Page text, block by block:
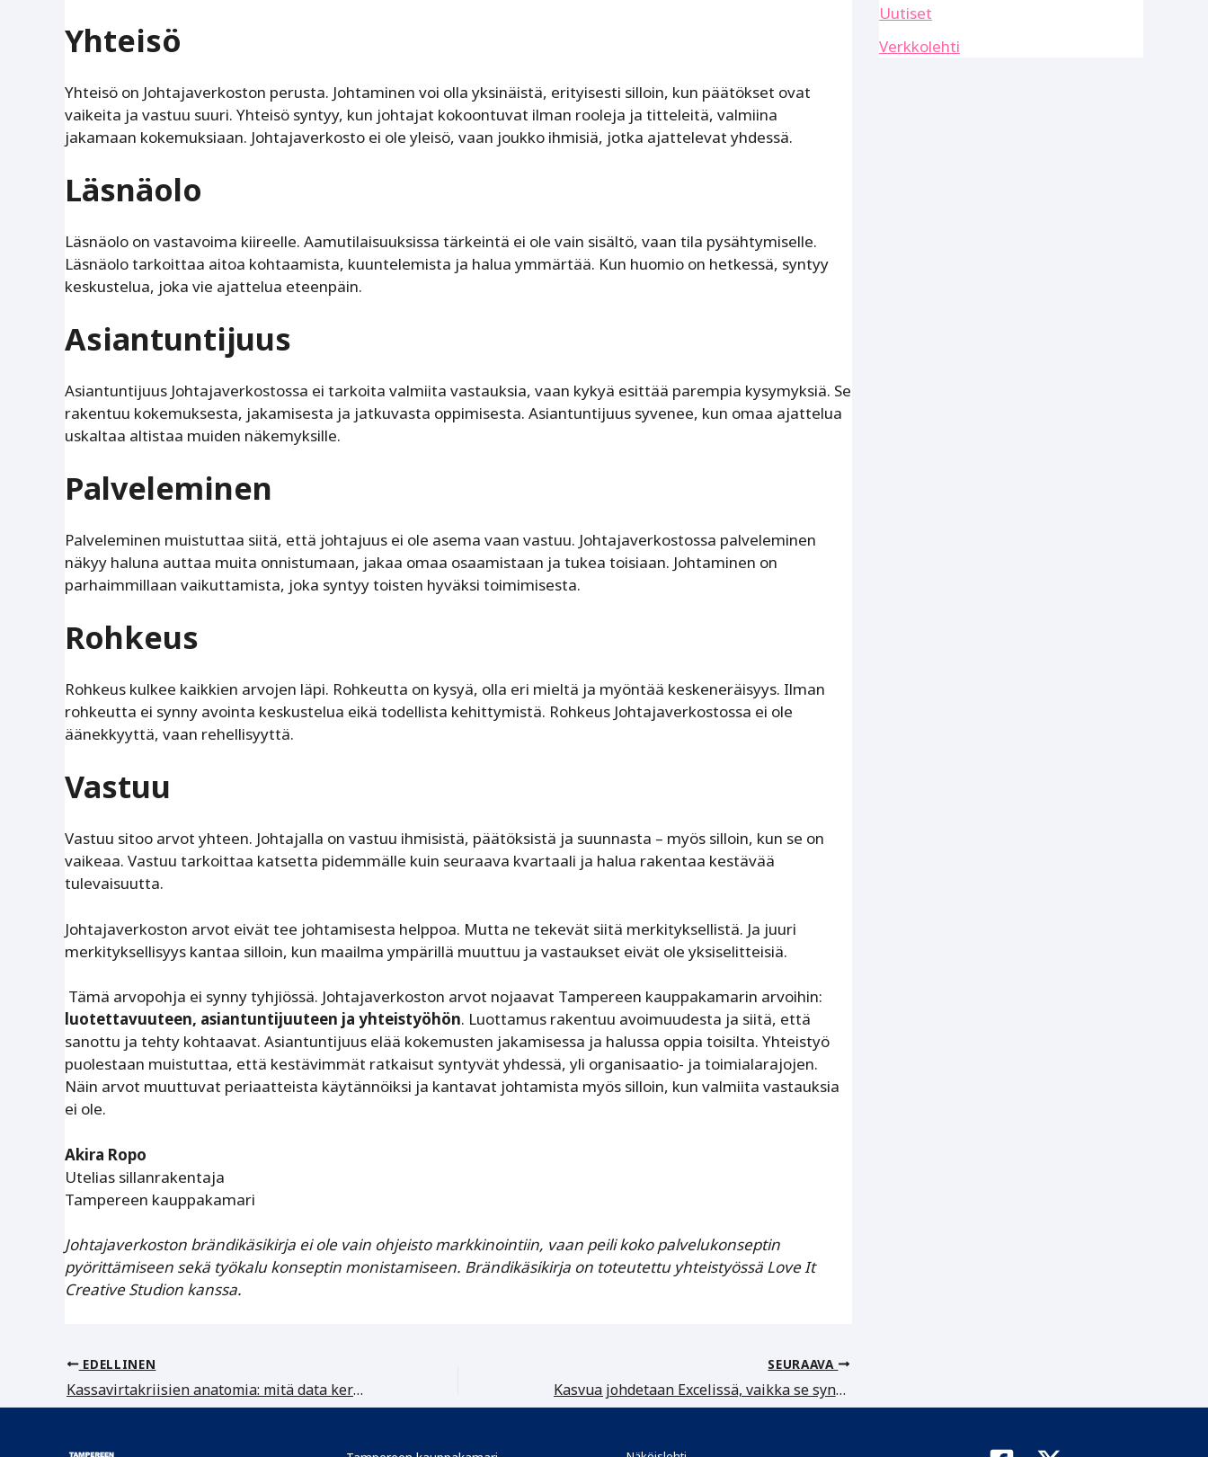
Yhteisö
Yhteisö on Johtajaverkoston perusta. Johtaminen voi olla yksinäistä, erityisesti silloin, kun päätökset ovat
vaikeita ja vastuu suuri. Yhteisö syntyy, kun johtajat kokoontuvat ilman rooleja ja titteleitä, valmiina
jakamaan kokemuksiaan. Johtajaverkosto ei ole yleisö, vaan joukko ihmisiä, jotka ajattelevat yhdessä.
Läsnäolo
Läsnäolo on vastavoima kiireelle. Aamutilaisuuksissa tärkeintä ei ole vain sisältö, vaan tila pysähtymiselle.
Läsnäolo tarkoittaa aitoa kohtaamista, kuuntelemista ja halua ymmärtää. Kun huomio on hetkessä, syntyy
keskustelua, joka vie ajattelua eteenpäin.
Asiantuntijuus
Asiantuntijuus Johtajaverkostossa ei tarkoita valmiita vastauksia, vaan kykyä esittää parempia kysymyksiä. Se
rakentuu kokemuksesta, jakamisesta ja jatkuvasta oppimisesta. Asiantuntijuus syvenee, kun omaa ajattelua
uskaltaa altistaa muiden näkemyksille.
Palveleminen
Palveleminen muistuttaa siitä, että johtajuus ei ole asema vaan vastuu. Johtajaverkostossa palveleminen
näkyy haluna auttaa muita onnistumaan, jakaa omaa osaamistaan ja tukea toisiaan. Johtaminen on
parhaimmillaan vaikuttamista, joka syntyy toisten hyväksi toimimisesta.
Rohkeus
Rohkeus kulkee kaikkien arvojen läpi. Rohkeutta on kysyä, olla eri mieltä ja myöntää keskeneräisyys. Ilman
rohkeutta ei synny avointa keskustelua eikä todellista kehittymistä. Rohkeus Johtajaverkostossa ei ole
äänekkyyttä, vaan rehellisyyttä.
Vastuu
Vastuu sitoo arvot yhteen. Johtajalla on vastuu ihmisistä, päätöksistä ja suunnasta – myös silloin, kun se on
vaikeaa. Vastuu tarkoittaa katsetta pidemmälle kuin seuraava kvartaali ja halua rakentaa kestävää
tulevaisuutta.
Johtajaverkoston arvot eivät tee johtamisesta helppoa. Mutta ne tekevät siitä merkityksellistä. Ja juuri
merkityksellisyys kantaa silloin, kun maailma ympärillä muuttuu ja vastaukset eivät ole yksiselitteisiä.
Tämä arvopohja ei synny tyhjiössä. Johtajaverkoston arvot nojaavat Tampereen kauppakamarin arvoihin:
luotettavuuteen, asiantuntijuuteen ja yhteistyöhön. Luottamus rakentuu avoimuudesta ja siitä, että
sanottu ja tehty kohtaavat. Asiantuntijuus elää kokemusten jakamisessa ja halussa oppia toisilta. Yhteistyö
puolestaan muistuttaa, että kestävimmät ratkaisut syntyvät yhdessä, yli organisaatio- ja toimialarajojen.
Näin arvot muuttuvat periaatteista käytännöiksi ja kantavat johtamista myös silloin, kun valmiita vastauksia
ei ole.
Akira Ropo
Utelias sillanrakentaja
Tampereen kauppakamari
Johtajaverkoston brändikäsikirja ei ole vain ohjeisto markkinointiin, vaan peili koko palvelukonseptin
pyörittämiseen sekä työkalu konseptin monistamiseen. Brändikäsikirja on toteutettu yhteistyössä Love It
Creative Studion kanssa.
EDELLINEN
Kassavirtakriisien anatomia: mitä data kertoo, ja miten kriisi voidaan tunnistaa ajoissa
SEURAAVA
Kasvua johdetaan Excelissä, vaikka se syntyy ihmisten välillä
Uutiset
Verkkolehti